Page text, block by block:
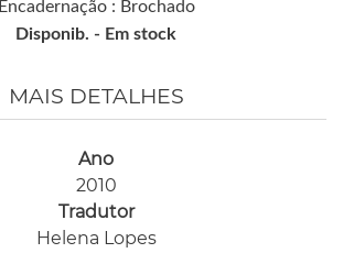
Encadernação : Brochado
Disponib. - Em stock
MAIS DETALHES
Ano
2010
Tradutor
Helena Lopes